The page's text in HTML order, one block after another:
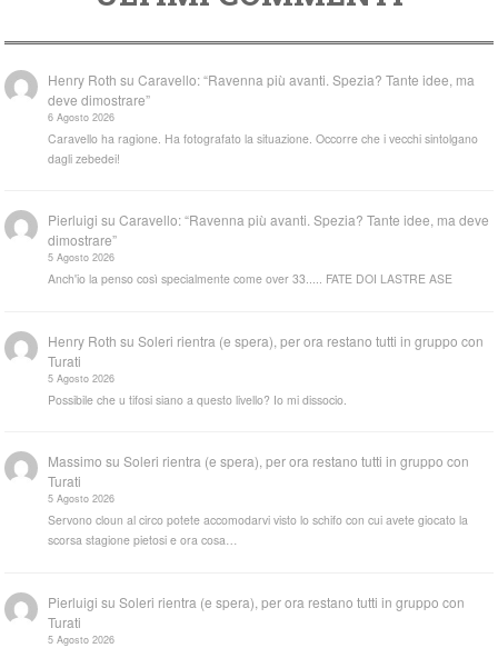
Henry Roth suCaravello: “Ravenna più avanti. Spezia? Tante idee, ma
deve dimostrare”
6 Agosto 2026
Caravello ha ragione. Ha fotografato la situazione. Occorre che i vecchi sintolgano
dagli zebedei!
Pierluigi suCaravello: “Ravenna più avanti. Spezia? Tante idee, ma deve
dimostrare”
5 Agosto 2026
Anch'io la penso così specialmente come over 33..... FATE DOI LASTRE ASE
Henry Roth suSoleri rientra (e spera), per ora restano tutti in gruppo con
Turati
5 Agosto 2026
Possibile che u tifosi siano a questo livello? Io mi dissocio.
Massimo suSoleri rientra (e spera), per ora restano tutti in gruppo con
Turati
5 Agosto 2026
Servono cloun al circo potete accomodarvi visto lo schifo con cui avete giocato la
scorsa stagione pietosi e ora cosa…
Pierluigi suSoleri rientra (e spera), per ora restano tutti in gruppo con
Turati
5 Agosto 2026